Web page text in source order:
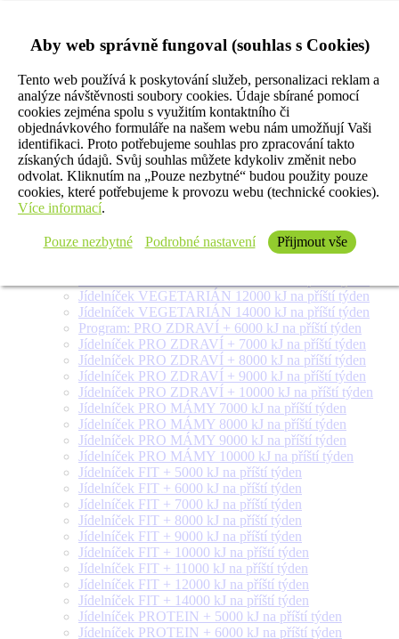
Aby web správně fungoval (souhlas s Cookies)
Tento web používá k poskytování služeb, personalizaci reklam a
analýze návštěvnosti soubory cookies. Údaje sbírané pomocí
cookies zejména spolu s využitím kontaktního či
objednávkového formuláře na našem webu nám umožňují Vaši
identifikaci. Proto potřebujeme souhlas pro zpracování takto
získaných údajů. Svůj souhlas můžete kdykoliv změnit nebo
odvolat. Kliknutím na „Pouze nezbytné“ budou použity pouze
cookies, které potřebujeme k provozu webu (technické cookies).
Více informací.
Pouze nezbytné Podrobné nastavení Přijmout vše
Jídelníček PRE ZDRAVIE NA CESTY 8000 kJ na
budúci týždeň
Jídelníček PRE ZDRAVIE 9000 kJ na budúci týždeň
Jídelníček PRE ZDRAVIE NA CESTY 9000 kJ na
budúci týždeň
Jídelníček PRE ZDRAVIE 10000 kJ na budúci týždeň
Jídelníček PRE ZDRAVIE 12000 kJ na budúci týždeň
Jídelníček PRE ZDRAVIE 14000 kJ na budúci týždeň
Jídelníček PRE ZDRAVIE NA CESTY 10000 kJ na
budúci týždeň
Jídelníček VEGETARIÁN 5000 kJ na příští týden
Jídelníček VEGETARIÁN 6000 kJ na příští týden
Jídelníček VEGETARIÁN 7000 kJ na příští týden
Jídelníček VEGETARIÁN 8000 kJ na příští týden
Jídelníček VEGETARIÁN 12000 kJ na příští týden
Jídelníček VEGETARIÁN 14000 kJ na příští týden
Program: PRO ZDRAVÍ + 6000 kJ na příští týden
Jídelníček PRO ZDRAVÍ + 7000 kJ na příští týden
Jídelníček PRO ZDRAVÍ + 8000 kJ na příští týden
Jídelníček PRO ZDRAVÍ + 9000 kJ na příští týden
Jídelníček PRO ZDRAVÍ + 10000 kJ na příští týden
Jídelníček PRO MÁMY 7000 kJ na příští týden
Jídelníček PRO MÁMY 8000 kJ na příští týden
Jídelníček PRO MÁMY 9000 kJ na příští týden
Jídelníček PRO MÁMY 10000 kJ na příští týden
Jídelníček FIT + 5000 kJ na příští týden
Jídelníček FIT + 6000 kJ na příští týden
Jídelníček FIT + 7000 kJ na příští týden
Jídelníček FIT + 8000 kJ na příští týden
Jídelníček FIT + 9000 kJ na příští týden
Jídelníček FIT + 10000 kJ na příští týden
Jídelníček FIT + 11000 kJ na příští týden
Jídelníček FIT + 12000 kJ na příští týden
Jídelníček FIT + 14000 kJ na příští týden
Jídelníček PROTEIN + 5000 kJ na příští týden
Jídelníček PROTEIN + 6000 kJ na příští týden